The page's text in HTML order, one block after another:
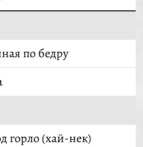
по бедру
горло (хай-нек)